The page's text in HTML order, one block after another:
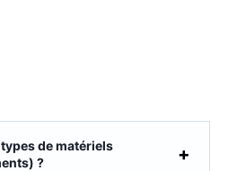
de matériels
?